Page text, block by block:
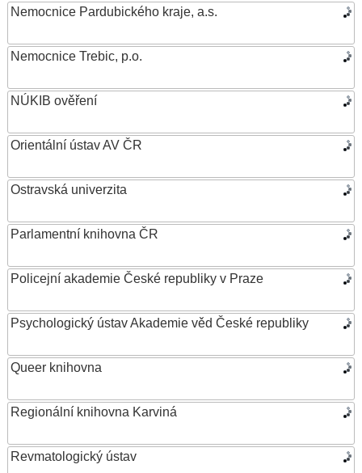
Nemocnice Pardubického kraje, a.s.
Nemocnice Trebic, p.o.
NÚKIB ověření
Orientální ústav AV ČR
Ostravská univerzita
Parlamentní knihovna ČR
Policejní akademie České republiky v Praze
Psychologický ústav Akademie věd České republiky
Queer knihovna
Regionální knihovna Karviná
Revmatologický ústav